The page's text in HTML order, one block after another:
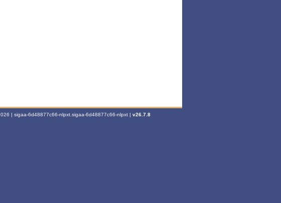
| sigaa-6d48877c66-nlpxt.sigaa-6d48877c66-nlpxt | v26.7.8